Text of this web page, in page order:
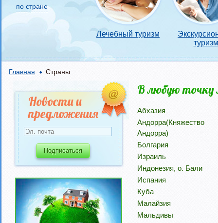
по стране
Лечебный туризм
туризм
Главная Страны
В любую точку
Абхазия
Андорра(Княжество
Андорра)
Болгария
Израиль
Индонезия, о. Бали
Испания
Куба
Малайзия
Мальдивы
Новости и
предложения